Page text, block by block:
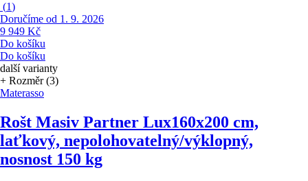
(1)
Doručíme od 1. 9. 2026
9 949 Kč
Do košíku
Do košíku
další varianty
+ Rozměr (3)
Materasso
Rošt Masiv Partner Lux160x200 cm,
laťkový, nepolohovatelný/výklopný,
nosnost 150 kg